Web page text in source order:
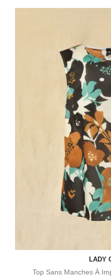
LADY
Top Sans Manches À